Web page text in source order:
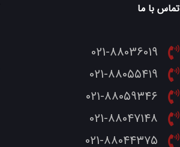
تماس با ما
021-88036019
021-۸۸۰۵۵۴۱۹
۰۲۱-۸۸۰۵۹۳۴۶
021-۸۸۰۴۷۱۴۸
021-۸۸۰۴۴۳۷۵